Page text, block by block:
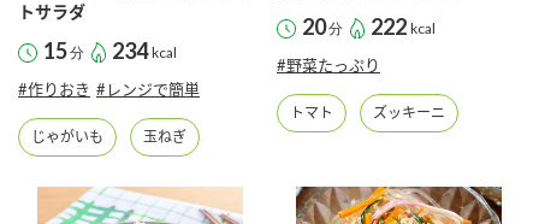
トサラダ
15分 234 kcal
#作りおき #レンジで簡単
じゃがいも 玉ねぎ
20分 222 kcal
#野菜たっぷり
トマト ズッキーニ